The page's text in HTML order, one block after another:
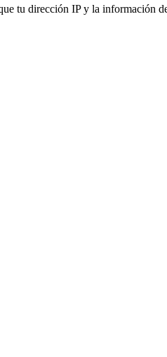
tu dirección IP y la información